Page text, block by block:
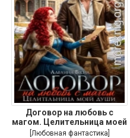
Договор на любовь с
магом. Целительница моей
души
[Любовная фантастика]